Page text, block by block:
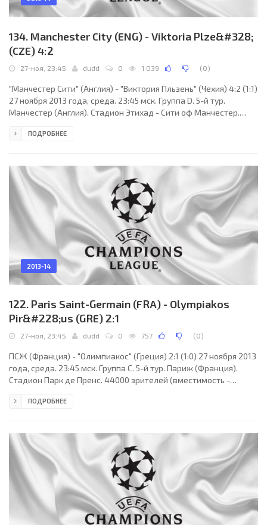
134. Manchester City (ENG) - Viktoria Plze&#328;
(CZE) 4:2
27-ноя, 23:45 dudd 0 1 039 (0)
"Манчестер Сити" (Англия) - "Виктория Пльзень" (Чехия) 4:2 (1:1)
27 ноября 2013 года, среда. 23:45 мск. Группа D. 5-й тур.
Манчестер (Англия). Стадион Этихад - Сити оф Манчестер.
(Стамбул, Турция), Серкан Ок (Турция), Алек Ташчиоглу
Самир Насри (Альваро Негредо, 75), Эдин Джеко, Александар
Коларов (к), Хави Гарсия, Серхио
ПОДРОБНЕЕ
2013-14
122. Paris Saint-Germain (FRA) - Olympiakos
Pir&#228;us (GRE) 2:1
27-ноя, 23:45 dudd 0 757 (0)
ПСЖ (Франция) - "Олимпиакос" (Греция) 2:1 (1:0) 27 ноября 2013
года, среда. 23:45 мск. Группа C. 5-й тур. Париж (Франция).
Стадион Парк де Пренс. 44000 зрителей (вместимость -
Малвэнни (Шотландия), Дерек Роуз (Шотландия). Резервный:
(Маркиньос, 79), Алекс, Блез Матюйди (Лукас, 86), Максвелл,
Эсекьель Лавецци (Адриен Рабьо, 50),
ПОДРОБНЕЕ